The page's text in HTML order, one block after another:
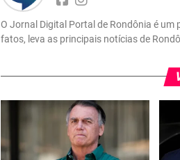
O Jornal Digital Portal de Rondônia é
fatos, leva as principais notícias de